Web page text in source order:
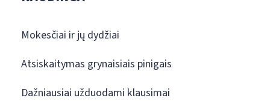
Mokesčiai ir jų dydžiai
Atsiskaitymas grynaisiais pinigais
Dažniausiai užduodami klausimai